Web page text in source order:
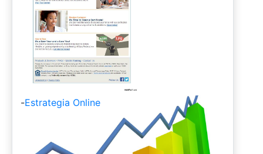
-Estrategia Online